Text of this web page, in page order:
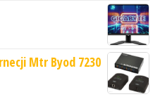
Mtr Byod 7230